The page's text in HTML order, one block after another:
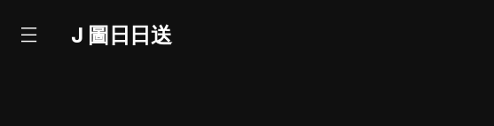
J 圖日日送